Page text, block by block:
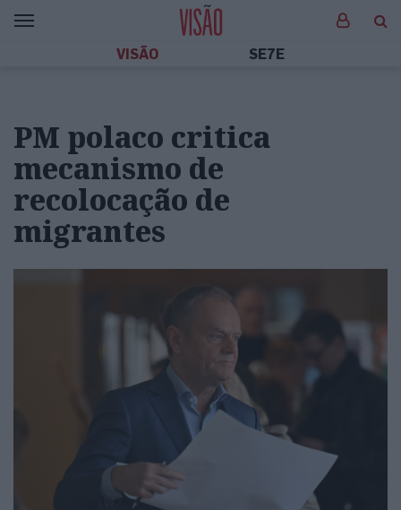
VISÃO SE7E
PM polaco critica
mecanismo de
recolocação de
migrantes